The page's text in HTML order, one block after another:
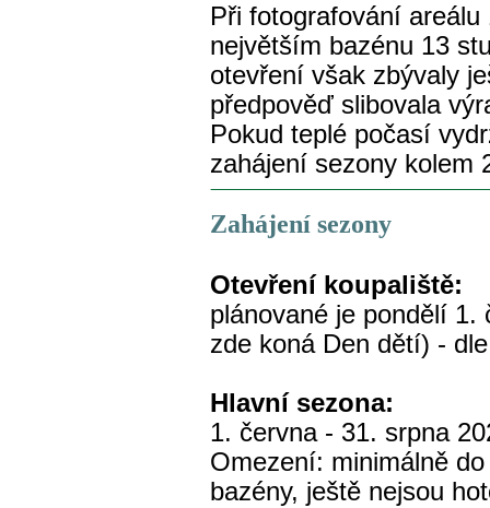
Při fotografování
největším bazénu 13
otevření však zbývaly
předpověď slibovala
Pokud teplé počasí
zahájení sezony kolem
Zahájení sezony
Otevření koupaliště:
plánované je pondělí 1.
zde koná Den dětí) -
Hlavní sezona:
1. června - 31. srpna
Omezení: minimálně
bazény, ještě nejsou